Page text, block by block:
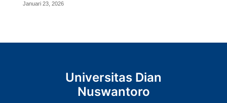
Januari 23, 2026
Universitas Dian
Nuswantoro